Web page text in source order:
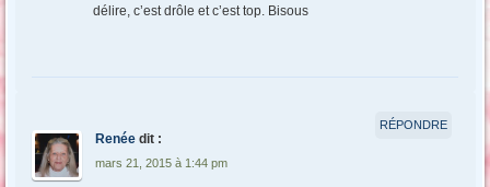
délire, c’est drôle et c’est top. Bisous
Renée dit :
mars 21, 2015 à 1:44 pm
RÉPONDRE